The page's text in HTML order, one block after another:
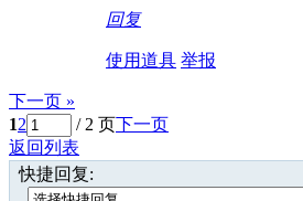
回复
使用道具 举报
下一页 »
12 / 2 页下一页
返回列表
快捷回复: